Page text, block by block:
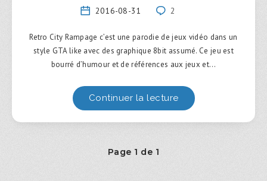
2016-08-31 2
Retro City Rampage c’est une parodie de jeux vidéo dans un
style GTA like avec des graphique 8bit assumé. Ce jeu est
bourré d’humour et de références aux jeux et…
Continuer la lecture
Page 1 de 1